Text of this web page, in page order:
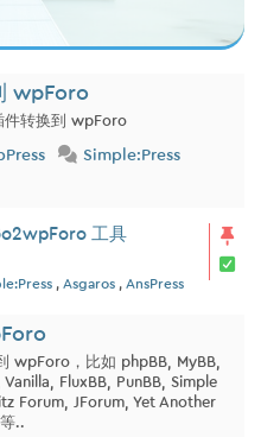
wpForo
件转换到 wpForo
Simple:Press
工具
, Asgaros , AnsPress
wpForo，比如 phpBB, MyBB,
FluxBB, PunBB, Simple
Forum, JForum, Yet Another
..